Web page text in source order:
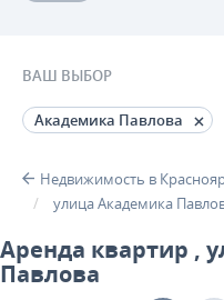
ВАШ ВЫБОР
Академика Павлова
Недвижимость в
улица Академика
Аренда квартир ,
Павлова